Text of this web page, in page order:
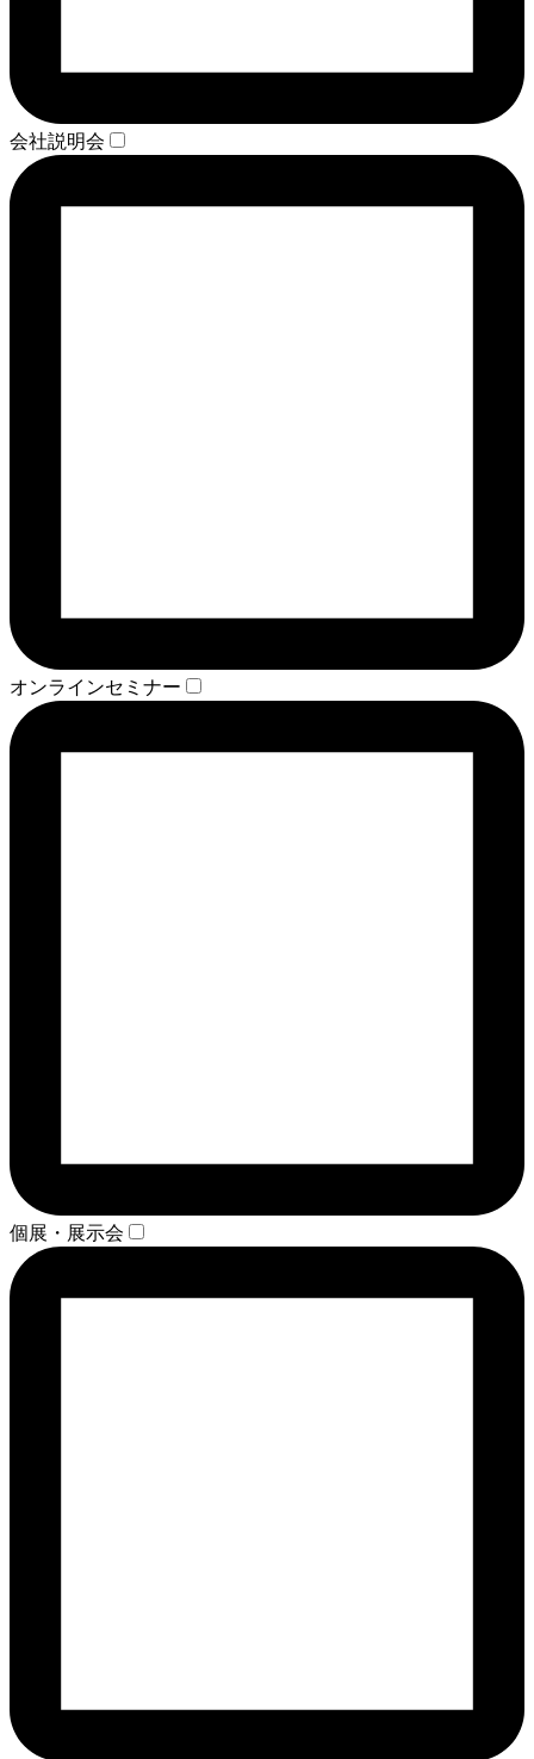
会社説明会
オンラインセミナー
個展・展示会